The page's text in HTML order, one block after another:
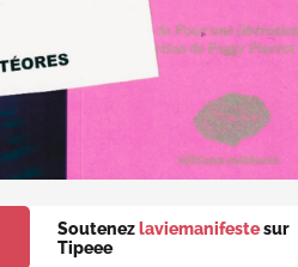
Soutenez laviemanifestesur
Tipeee